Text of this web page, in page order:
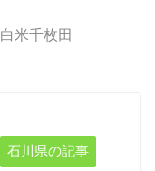
白米千枚田
石川県の記事